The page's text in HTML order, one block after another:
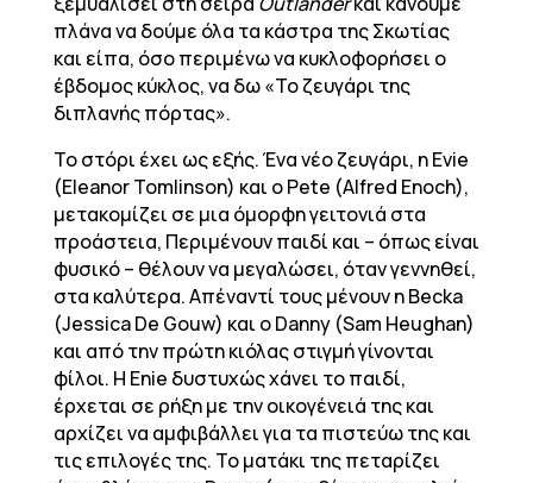
πλάνα να δούμε όλα τα κάστρα της Σκωτίας
και είπα, όσο περιμένω να κυκλοφορήσει ο
έβδομος κύκλος, να δω «Το ζευγάρι της
διπλανής πόρτας».
Το στόρι έχει ως εξής. Ένα νέο ζευγάρι, η Evie
(Eleanor Tomlinson) και ο Pete (Alfred Enoch),
μετακομίζει σε μια όμορφη γειτονιά στα
προάστεια, Περιμένουν παιδί και – όπως είναι
φυσικό – θέλουν να μεγαλώσει, όταν γεννηθεί,
στα καλύτερα. Απέναντί τους μένουν η Becka
(Jessica De Gouw) και ο Danny (Sam Heughan)
και από την πρώτη κιόλας στιγμή γίνονται
φίλοι. Η Enie δυστυχώς χάνει το παιδί,
έρχεται σε ρήξη με την οικογένειά της και
αρχίζει να αμφιβάλλει για τα πιστεύω της και
τις επιλογές της. Το ματάκι της πεταρίζει